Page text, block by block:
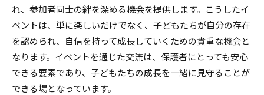
れ、参加者同士の絆を深める機会を提供します。こうしたイ
ベントは、単に楽しいだけでなく、子どもたちが自分の存在
を認められ、自信を持って成長していくための貴重な機会と
なります。イベントを通じた交流は、保護者にとっても安心
できる要素であり、子どもたちの成長を一緒に見守ることが
できる場となっています。